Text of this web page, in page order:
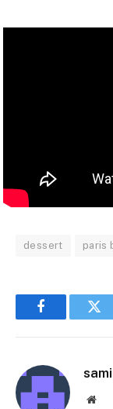
dessert paris
Facebook
Site